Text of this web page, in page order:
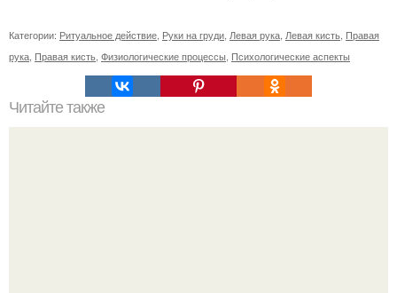
Категории: Ритуальное действие Руки на груди Левая рука Левая кисть Правая
рука Правая кисть Физиологические процессы Психологические аспекты
Читайте также